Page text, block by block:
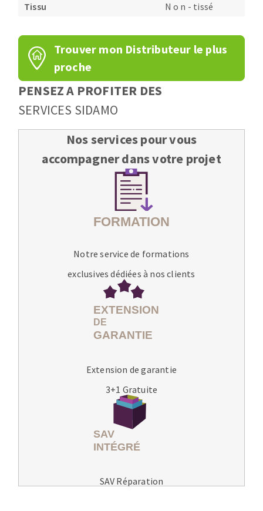
Tissu
N o n - tissé
Trouver mon Distributeur le plus
proche
PENSEZ A PROFITER DES
SERVICES SIDAMO
Nos services pour vous
accompagner dans votre projet
Notre service de formations
exclusives dédiées à nos clients
Extension de garantie
3+1 Gratuite
SAV Réparation